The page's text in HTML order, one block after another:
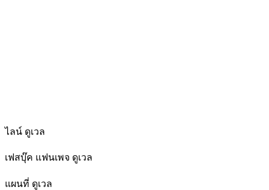
ไลน์ ดูเวล
เฟสบุ๊ค แฟนเพจ ดูเวล
แผนที่ ดูเวล